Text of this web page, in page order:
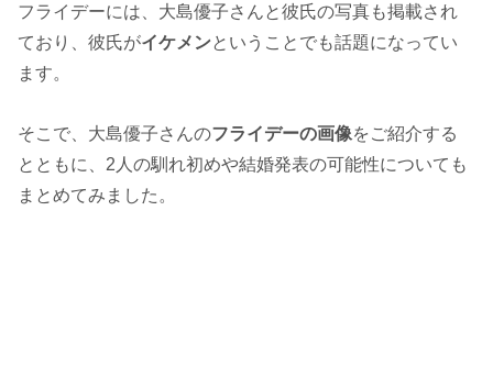
フライデーには、大島優子さんと彼氏の写真も掲載され
ており、彼氏がイケメンということでも話題になってい
ます。
そこで、大島優子さんのフライデーの画像をご紹介する
とともに、2人の馴れ初めや結婚発表の可能性についても
まとめてみました。